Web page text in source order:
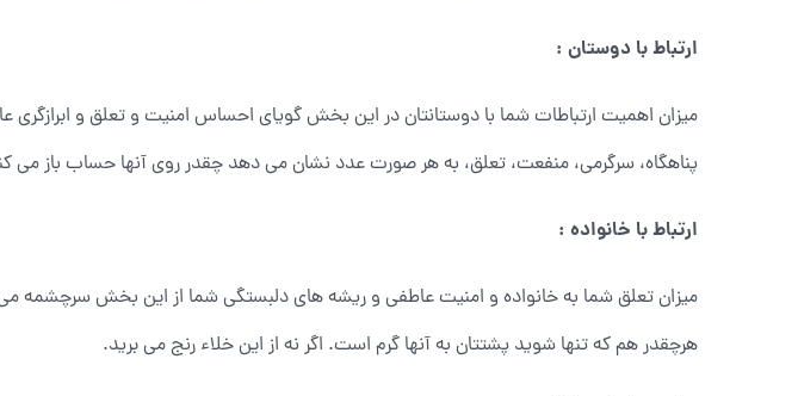
ارتباط با دوستان :
میزان اهمیت ارتباطات شما با دوستانتان در این بخش گویای احساس امنیت و تعلق و ابرازگری
پناهگاه، سرگرمی، منفعت، تعلق، به هر صورت عدد نشان می دهد چقدر روی آنها حساب باز می
ارتباط با خانواده :
میزان تعلق شما به خانواده و امنیت عاطفی و ریشه های دلبستگی شما از این بخش سرچشمه
هرچقدر هم که تنها شوید پشتتان به آنها گرم است. اگر نه از این خلاء رنج می برید.